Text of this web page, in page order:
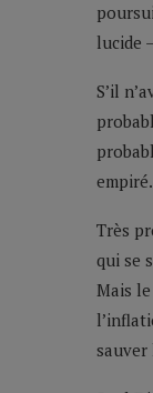
lucide
S’il
empiré.
Très
qui se
Mais
sauver